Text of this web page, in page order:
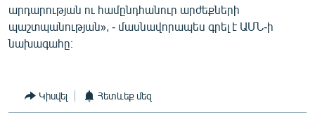
English
Русский
արդարության ու համընդհանուր արժեքների
պաշտպանության», - մասնավորապես գրել է ԱՄՆ-ի
նախագահը։
Կիսվել Հետևեք մեզ